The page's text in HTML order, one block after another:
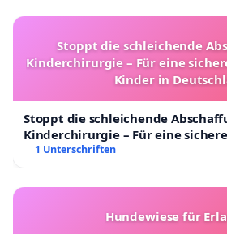
Stoppt die schleichende
Kinderchirurgie – Für eine
Kinder in
Stoppt die schleichende
Kinderchirurgie – Für eine
Kinder in Deutschland
1 Unterschriften
Hundewiese für